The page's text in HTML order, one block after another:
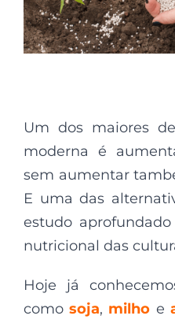
Um dos maiores
moderna é
sem aumentar
E uma das
estudo
nutricional das
Hoje já
comosoja, milho e